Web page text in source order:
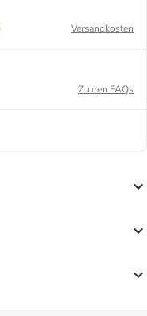
Versandkosten
Zu den FAQs